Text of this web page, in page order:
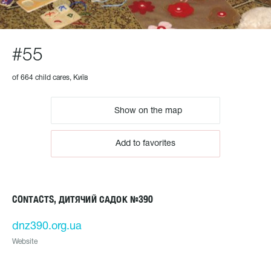
#55
of 664 child cares, Київ
Show on the map
Add to favorites
CONTACTS, ДИТЯЧИЙ САДОК №390
dnz390.org.ua
Website